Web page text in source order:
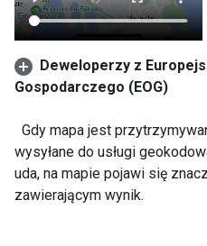
Deweloperzy z
Gospodarczego (EOG)
Gdy mapa jest
wysyłane do usługi
uda, na mapie pojawi się
zawierającym wynik.